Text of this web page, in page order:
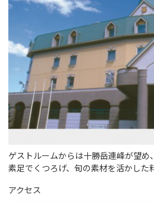
ゲストルームからは十勝岳連峰が望め
素足でくつろげ、旬の素材を活かした
アクセス